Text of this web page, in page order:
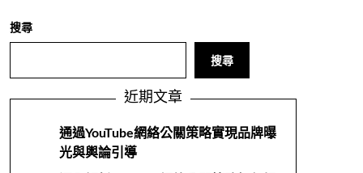
搜尋
搜尋
近期文章
通過YouTube網絡公關策略實現品牌曝
光與輿論引導